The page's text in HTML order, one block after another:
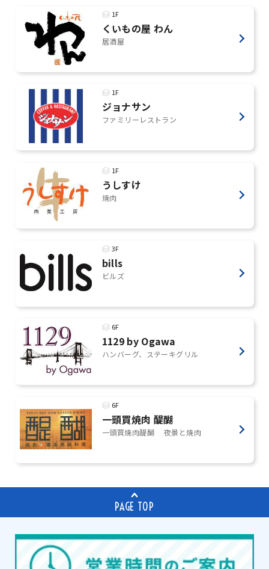
1F
くいもの屋 わん
居酒屋
1F
ジョナサン
ファミリーレストラン
1F
うしすけ
焼肉
3F
bills
ビルズ
6F
1129 by Ogawa
ハンバーグ、ステーキグリル
6F
一頭買焼肉 醍醐
一頭買焼肉醍醐 夜景と焼肉
PAGE TOP